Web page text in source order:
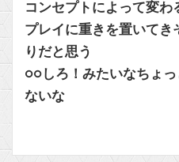
コンセプトによって変わ
プレイに重きを置いてき
りだと思う
○○しろ！みたいなちょ
ないな